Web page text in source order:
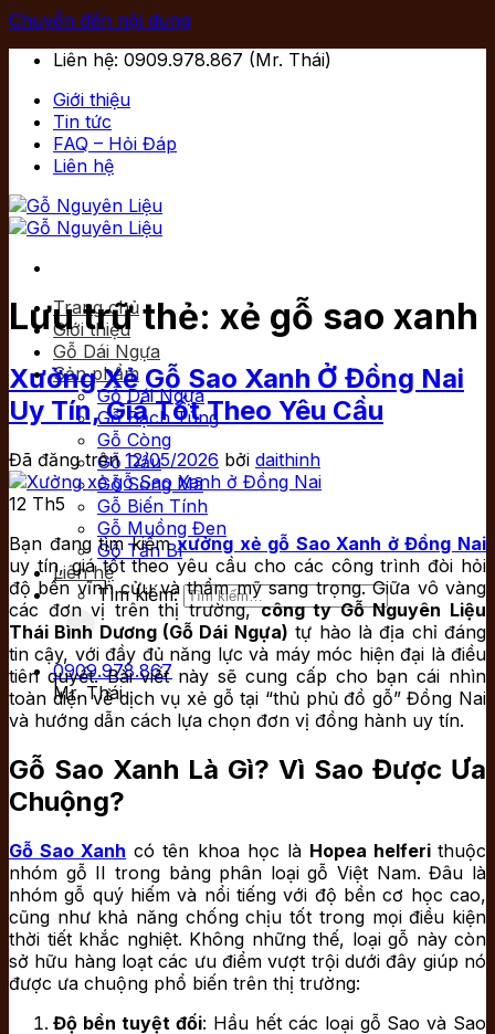
Chuyển đến nội dung
Liên hệ: 0909.978.867 (Mr. Thái)
Giới thiệu
Tin tức
FAQ – Hỏi Đáp
Liên hệ
Trang chủ
Giới thiệu
Gỗ Dái Ngựa
Sản phẩm
Gỗ Dái Ngựa
Gỗ Bạch Tùng
Gỗ Còng
Gỗ Dầu
Gỗ Song Mã
Gỗ Biến Tính
Gỗ Muồng Đen
Gỗ Tần Bì
Liên hệ
Tìm kiếm:
0909.978.867
Mr. Thái
Lưu trữ thẻ: xẻ gỗ sao xanh
Xưởng Xẻ Gỗ Sao Xanh Ở Đồng Nai
Uy Tín, Giá Tốt Theo Yêu Cầu
Đã đăng trên 12/05/2026 bởi daithinh
12 Th5
Bạn đang tìm kiếmxưởng xẻ gỗ Sao Xanh ở Đồng Nai
uy tín, giá tốt theo yêu cầu cho các công trình đòi hỏi
độ bền vĩnh cửu và thẩm mỹ sang trọng. Giữa vô vàng
các đơn vị trên thị trường,công ty Gỗ Nguyên Liệu
Thái Bình Dương (Gỗ Dái Ngựa) tự hào là địa chỉ đáng
tin cậy, với đầy đủ năng lực và máy móc hiện đại là điều
tiên quyết. Bài viết này sẽ cung cấp cho bạn cái nhìn
toàn diện về dịch vụ xẻ gỗ tại “thủ phủ đồ gỗ” Đồng Nai
và hướng dẫn cách lựa chọn đơn vị đồng hành uy tín.
Gỗ Sao Xanh Là Gì? Vì Sao Được Ưa
Chuộng?
Gỗ Sao Xanh có tên khoa học là Hopea helferithuộc
nhóm gỗ II trong bảng phân loại gỗ Việt Nam. Đâu là
nhóm gỗ quý hiếm và nổi tiếng với độ bền cơ học cao,
cũng như khả năng chống chịu tốt trong mọi điều kiện
thời tiết khắc nghiệt. Không những thế, loại gỗ này còn
sở hữu hàng loạt các ưu điểm vượt trội dưới đây giúp nó
được ưa chuộng phổ biến trên thị trường:
Độ bền tuyệt đối: Hầu hết các loại gỗ Sao và Sao